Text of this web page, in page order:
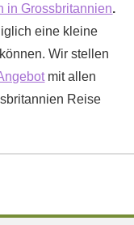
in Grossbritannien.
eine kleine
Wir stellen
mit allen
Reise